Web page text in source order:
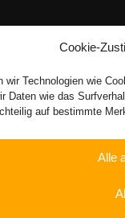
Cookie-
Technologien wie
Daten wie das
auf bestimmte
Alle